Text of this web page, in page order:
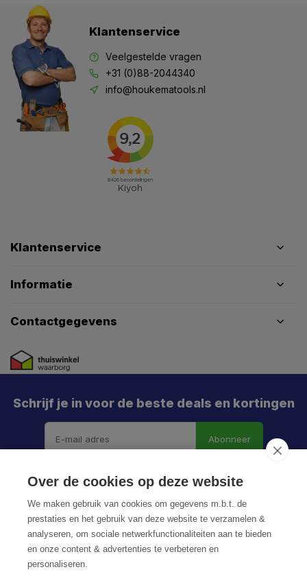
Klantenservice
Veelgestelde vragen
+31 (0)88-2044340
info@houkematools.nl
Klantenservice
Informatie
Contactgegevens
Schrijf je in voor de beste deals en kortingen
Abonneer
Over de cookies op deze website
We maken gebruik van cookies om gegevens m.b.t. de
prestaties en het gebruik van deze website te verzamelen &
analyseren, om sociale netwerkfunctionaliteiten aan te bieden
en onze content & advertenties te verbeteren en
personaliseren.